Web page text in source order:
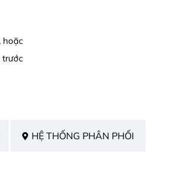
hoặc
trước
HỆ THỐNG PHÂN PHỐI